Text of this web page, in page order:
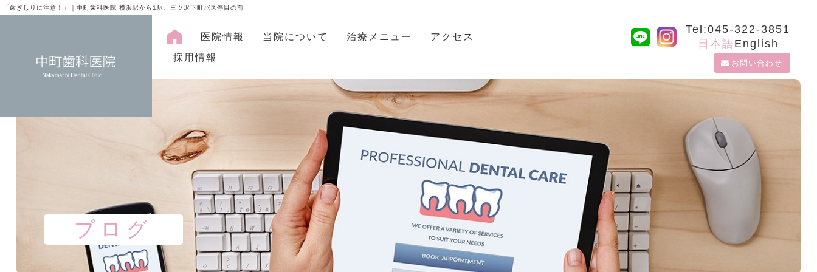
「歯ぎしりに注意！」｜中町歯科医院 横浜駅から1駅、三ツ沢下町バス停目の前
医院情報 当院について 治療メニュー アクセス
採用情報
Tel:045-322-3851
日本語 English
お問い合わせ
ブログ